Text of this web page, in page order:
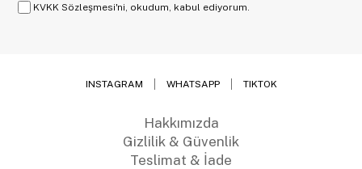
KVKK Sözleşmesi'ni, okudum, kabul ediyorum.
INSTAGRAM WHATSAPP TIKTOK
Hakkımızda
Gizlilik & Güvenlik
Teslimat & İade